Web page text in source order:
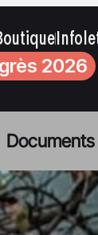
2026
Documents